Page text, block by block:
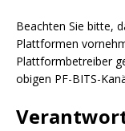
Beachten Sie bitte,
Plattformen
Plattformbetreiber
obigen PF-BITS-